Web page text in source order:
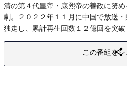
清の第４代皇帝・康熙帝の善政に努
劇。２０２２年１１月に中国で放送
独走し、累計再生回数１２億回を突破
この番組を